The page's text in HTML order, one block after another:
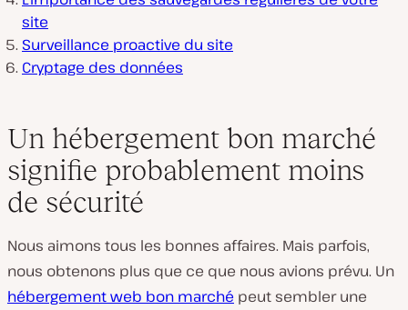
site
Surveillance proactive du site
Cryptage des données
Un hébergement bon marché
signifie probablement moins
de sécurité
Nous aimons tous les bonnes affaires. Mais parfois,
nous obtenons plus que ce que nous avions prévu. Un
hébergement web bon marché peut sembler une